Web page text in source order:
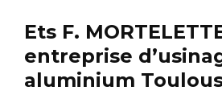
Ets F.
entreprise
aluminium